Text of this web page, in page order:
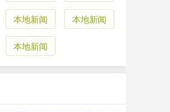
本地新闻 本地新闻
本地新闻